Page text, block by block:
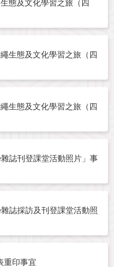
態及文化學習之旅（四
生態及文化學習之旅（四
生態及文化學習之旅（四
誌刊登課堂活動照片」事
誌採訪及刊登課堂活動照
重印事宜